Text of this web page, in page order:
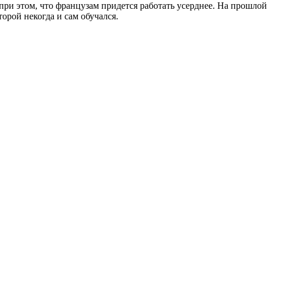
этом, что французам придется работать усерднее. На прошлой
некогда и сам обучался.